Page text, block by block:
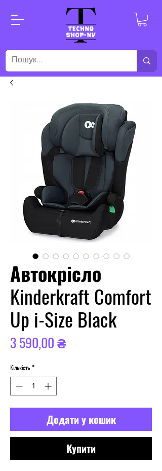
Автокрісло
Kinderkraft Comfort
Up i-Size Black
3 590,00 ₴Ціна
Кількість *
Додати у кошик
Купити